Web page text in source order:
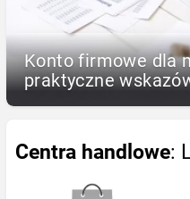
Konto firmowe dla
praktyczne
Centra handlowe: